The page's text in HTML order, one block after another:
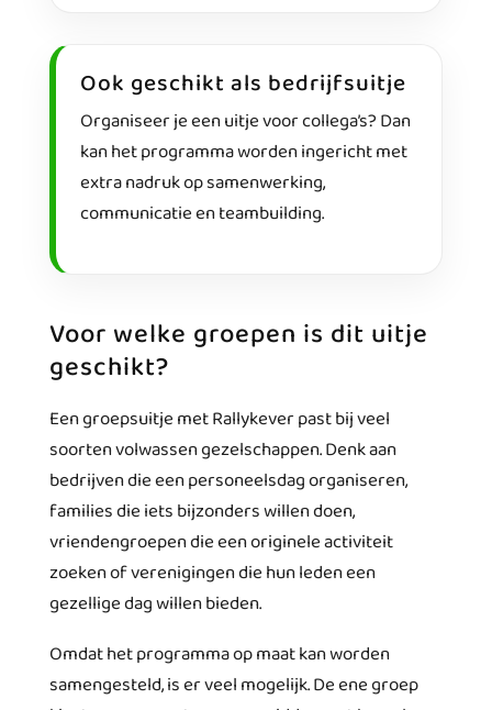
Ook geschikt als bedrijfsuitje
Organiseer je een uitje voor collega’s? Dan
kan het programma worden ingericht met
extra nadruk op samenwerking,
communicatie en teambuilding.
Voor welke groepen is dit uitje
geschikt?
Een groepsuitje met Rallykever past bij veel
soorten volwassen gezelschappen. Denk aan
bedrijven die een personeelsdag organiseren,
families die iets bijzonders willen doen,
vriendengroepen die een originele activiteit
zoeken of verenigingen die hun leden een
gezellige dag willen bieden.
Omdat het programma op maat kan worden
samengesteld, is er veel mogelijk. De ene groep